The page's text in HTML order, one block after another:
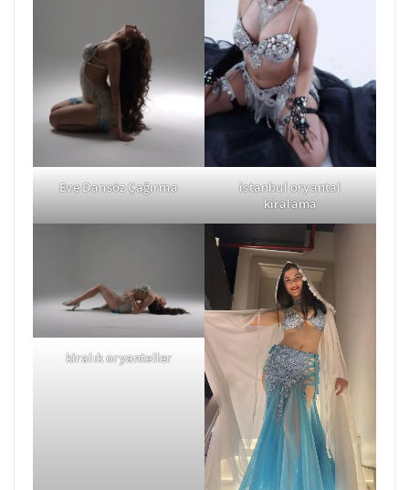
Eve Dansöz Çağırma
istanbul oryantal
kiralama
kiralık oryanteller